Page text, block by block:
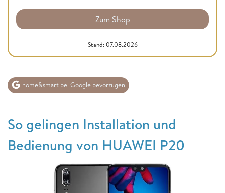
Zum Shop
Stand: 07.08.2026
home&smart bei Google bevorzugen
So gelingen Installation und
Bedienung von HUAWEI P20